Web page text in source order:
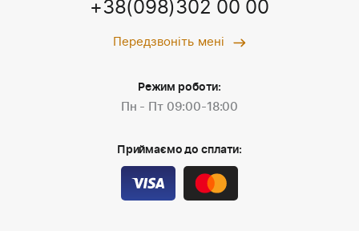
+38(098)302 00 00
Передзвоніть мені
Режим роботи:
Пн - Пт 09:00-18:00
Приймаємо до сплати: